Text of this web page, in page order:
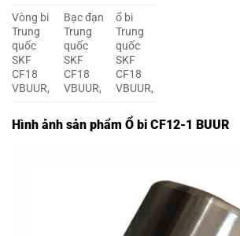
Vòng bi
Trung
quốc
SKF
CF18
VBUUR,
Bạc đạn
Trung
quốc
SKF
CF18
VBUUR,
ổ bi
Trung
quốc
SKF
CF18
VBUUR,
Hình ảnh sản phẩm Ổ bi CF12-1 BUUR